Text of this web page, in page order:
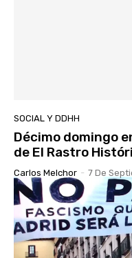
SOCIAL Y DDHH
Décimo domingo
de El Rastro
Carlos Melchor - 7 De